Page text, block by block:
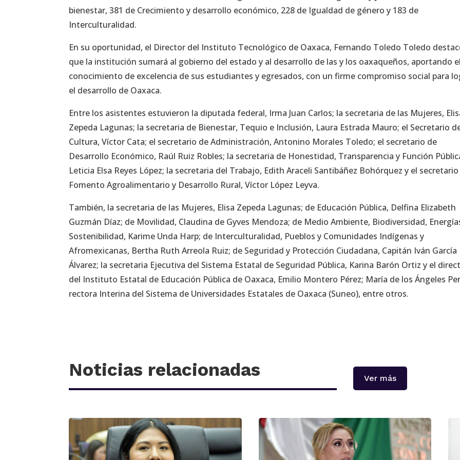
bienestar, 381 de Crecimiento y desarrollo económico, 228 de Igualdad de género y 183 de
Interculturalidad.
En su oportunidad, el Director del Instituto Tecnológico de Oaxaca, Fernando Toledo Toledo
que la institución sumará al gobierno del estado y al desarrollo de las y los oaxaqueños, aportando el
conocimiento de excelencia de sus estudiantes y egresados, con un firme compromiso social para
el desarrollo de Oaxaca.
Entre los asistentes estuvieron la diputada federal, Irma Juan Carlos; la secretaria de las Mujeres,
Zepeda Lagunas; la secretaria de Bienestar, Tequio e Inclusión, Laura Estrada Mauro; el Secretario
Cultura, Víctor Cata; el secretario de Administración, Antonino Morales Toledo; el secretario de
Desarrollo Económico, Raúl Ruiz Robles; la secretaria de Honestidad, Transparencia y Función
Leticia Elsa Reyes López; la secretaria del Trabajo, Edith Araceli Santibáñez Bohórquez y el
Fomento Agroalimentario y Desarrollo Rural, Víctor López Leyva.
También, la secretaria de las Mujeres, Elisa Zepeda Lagunas; de Educación Pública, Delfina Elizabeth
Guzmán Díaz; de Movilidad, Claudina de Gyves Mendoza; de Medio Ambiente, Biodiversidad,
Sostenibilidad, Karime Unda Harp; de Interculturalidad, Pueblos y Comunidades Indígenas y
Afromexicanas, Bertha Ruth Arreola Ruiz; de Seguridad y Protección Ciudadana, Capitán Iván García
Álvarez; la secretaria Ejecutiva del Sistema Estatal de Seguridad Pública, Karina Barón Ortiz y el
del Instituto Estatal de Educación Pública de Oaxaca, Emilio Montero Pérez; María de los Ángeles
rectora Interina del Sistema de Universidades Estatales de Oaxaca (Suneo), entre otros.
Noticias relacionadas Ver más